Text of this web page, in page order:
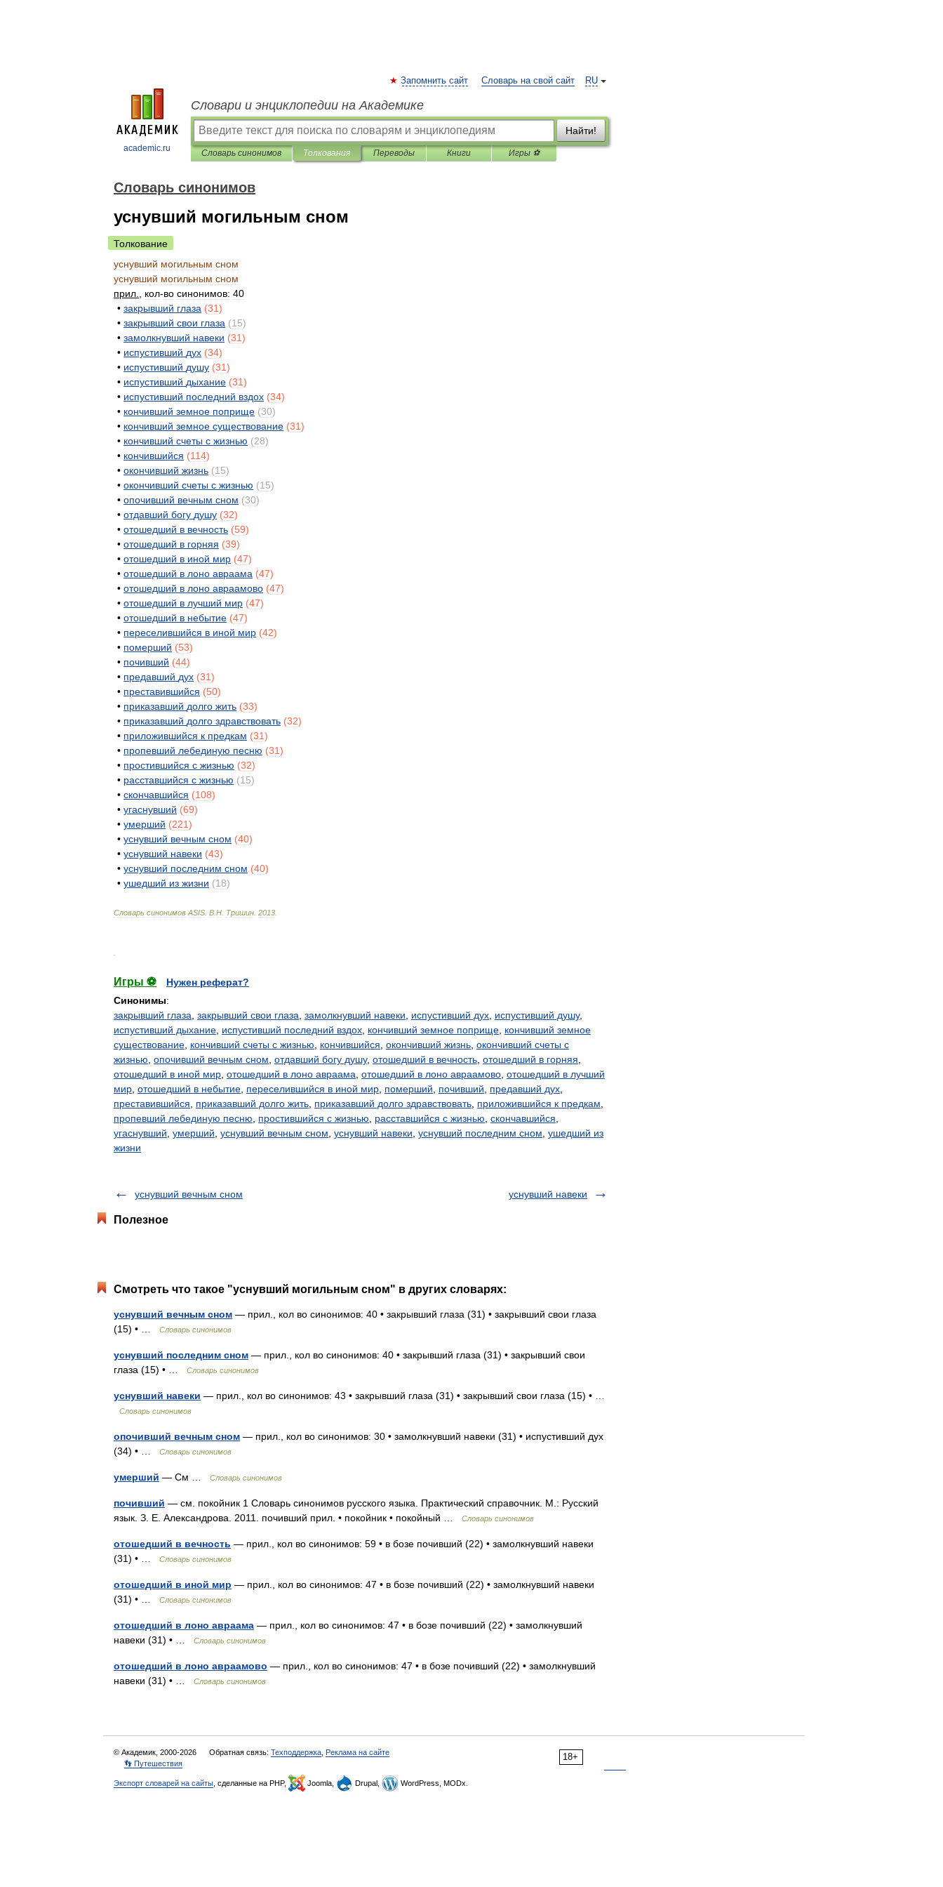
academic.ru
RU
Запомнить сайт Словарь на свой сайт
Словари и энциклопедии на Академике
Найти!
Словарь синонимов Толкования Переводы Книги Игры ⚽
Словарь синонимов
уснувший могильным сном
Толкование
уснувший могильным сном
уснувший могильным сном
прил
кол-во синонимов: 40
• закрывший глаза (31)
• закрывший свои глаза (15)
• замолкнувший навеки (31)
• испустивший дух (34)
• испустивший душу (31)
• испустивший дыхание (31)
• испустивший последний вздох (34)
• кончивший земное поприще (30)
• кончивший земное существование (31)
• кончивший счеты с жизнью (28)
• кончившийся (114)
• окончивший жизнь (15)
• окончивший счеты с жизнью (15)
• опочивший вечным сном (30)
• отдавший богу душу (32)
• отошедший в вечность (59)
• отошедший в горняя (39)
• отошедший в иной мир (47)
• отошедший в лоно авраама (47)
• отошедший в лоно авраамово (47)
• отошедший в лучший мир (47)
• отошедший в небытие (47)
• переселившийся в иной мир (42)
• померший (53)
• почивший (44)
• предавший дух (31)
• преставившийся (50)
• приказавший долго жить (33)
• приказавший долго здравствовать (32)
• приложившийся к предкам (31)
• пропевший лебединую песню (31)
• простившийся с жизнью (32)
• расставшийся с жизнью (15)
• скончавшийся (108)
• угаснувший (69)
• умерший (221)
• уснувший вечным сном (40)
• уснувший навеки (43)
• уснувший последним сном (40)
• ушедший из жизни (18)
Словарь синонимов ASIS В Н Тришин 2013
Игры ⚽
Нужен реферат?
Синонимы:
закрывший глаза закрывший свои глаза замолкнувший навеки испустивший дух испустивший душу,
испустивший дыхание испустивший последний вздох кончивший земное поприще кончивший земное
существование кончивший счеты с жизнью кончившийся окончивший жизнь окончивший счеты с
жизнью опочивший вечным сном отдавший богу душу, отошедший в вечность отошедший в горняя
отошедший в иной мир отошедший в лоно авраама отошедший в лоно авраамово отошедший в лучший
мир отошедший в небытие переселившийся в иной мир померший почивший предавший дух
преставившийся
приказавший долго жить приказавший долго здравствовать приложившийся к предкам
пропевший лебединую песню
простившийся с жизнью расставшийся с жизнью скончавшийся
угаснувший умерший уснувший вечным сном уснувший навеки уснувший последним сном ушедший из
жизни
уснувший вечным сном уснувший навеки
Полезное
Смотреть что такое "уснувший могильным сном" в других словарях:
уснувший вечным сном — прил., кол во синонимов: 40 • закрывший глаза (31) • закрывший свои глаза
(15) • …
Словарь синонимов
уснувший последним сном — прил., кол во синонимов: 40 • закрывший глаза (31) • закрывший свои
глаза (15) • …
Словарь синонимов
уснувший навеки — прил., кол во синонимов: 43 • закрывший глаза (31) • закрывший свои глаза (15) • …
Словарь синонимов
опочивший вечным сном — прил., кол во синонимов: 30 • замолкнувший навеки (31) • испустивший дух
(34) • …
Словарь синонимов
умерший — См … Словарь синонимов
почивший — см. покойник 1 Словарь синонимов русского языка. Практический справочник. М.: Русский
язык. З. Е. Александрова. 2011. почивший прил. • покойник • покойный …
Словарь синонимов
отошедший в вечность — прил., кол во синонимов: 59 • в бозе почивший (22) • замолкнувший навеки
(31) • …
Словарь синонимов
отошедший в иной мир — прил., кол во синонимов: 47 • в бозе почивший (22) • замолкнувший навеки
(31) • …
Словарь синонимов
отошедший в лоно авраама — прил., кол во синонимов: 47 • в бозе почивший (22) • замолкнувший
навеки (31) • …
Словарь синонимов
отошедший в лоно авраамово — прил., кол во синонимов: 47 • в бозе почивший (22) • замолкнувший
навеки (31) • …
Словарь синонимов
18+
© Академик, 2000-2026 Обратная связь: Техподдержка Реклама на сайте
👣 Путешествия
Экспорт словарей на сайты , сделанные на PHP, Joomla, Drupal, WordPress, MODx.